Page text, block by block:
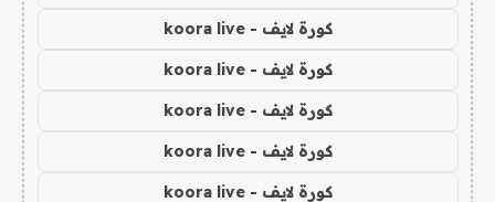
كورة لايف - koora live
كورة لايف - koora live
كورة لايف - koora live
كورة لايف - koora live
كورة لايف - koora live